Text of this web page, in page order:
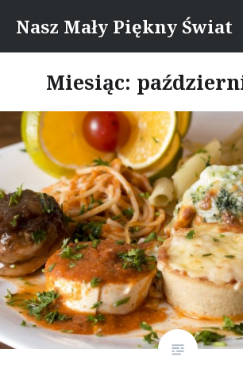
content
Nasz Mały Piękny Świat
Miesiąc: